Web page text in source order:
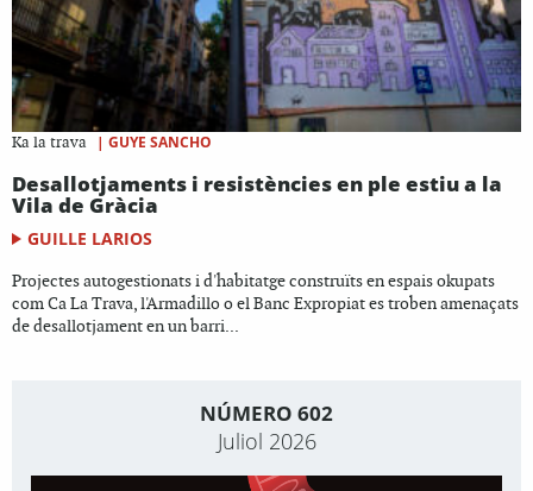
Ka la trava | GUYE SANCHO
Desallotjaments i resistències en ple estiu a la
Vila de Gràcia
GUILLE LARIOS
Projectes autogestionats i d'habitatge construïts en espais okupats
com Ca La Trava, l'Armadillo o el Banc Expropiat es troben amenaçats
de desallotjament en un barri...
NÚMERO 602
Juliol 2026